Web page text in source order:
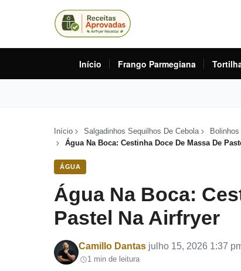
Início Frango Parmegiana
Início Salgadinhos Sequilhos De Cebola Bolinhos
Água Na Boca: Cestinha Doce De Massa De
ÁGUA
Água Na Boca:
Pastel Na Airfryer
Por
Camillo Dantas julho 15, 2026 1:37
1 min de leitura